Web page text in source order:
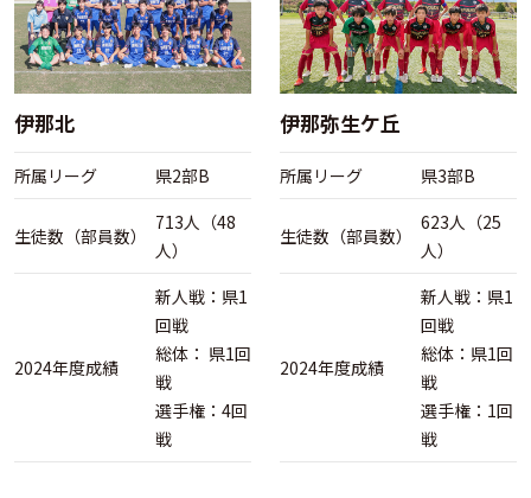
伊那北
所属リーグ 県2部B
生徒数（部員数）
713人（48
人）
2024年度成績
新人戦：県1
回戦
総体： 県1回
戦
選手権：4回
戦
伊那弥生ケ丘
所属リーグ 県3部B
生徒数（部員数）
623人（25
人）
2024年度成績
新人戦：県1
回戦
総体：県1回
戦
選手権：1回
戦